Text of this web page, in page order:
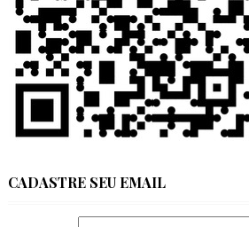
CADASTRE SEU EMAIL